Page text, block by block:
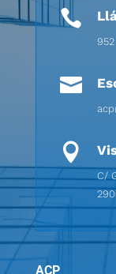



C/
ACP